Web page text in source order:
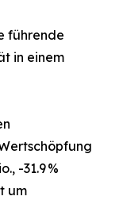
führende
in einem
-31.9 %
um